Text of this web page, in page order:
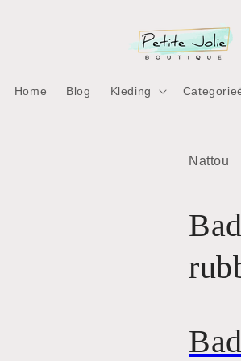
Home Blog Kleding
Nattou